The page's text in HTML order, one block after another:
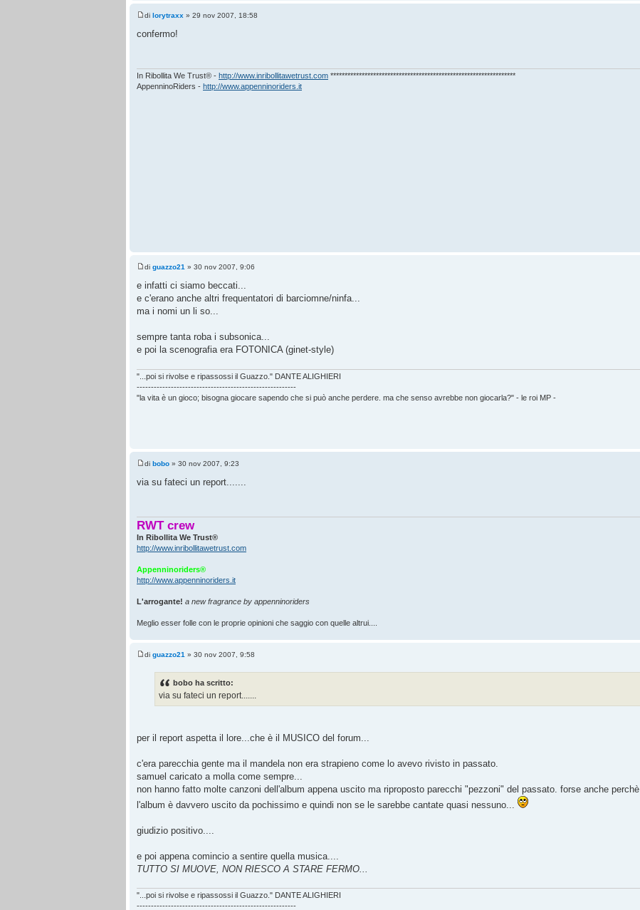
di lorytraxx » 29 nov 2007, 18:58
confermo!
In Ribollita We Trust® - http://www.inribollitawetrust.com *****************************************************************
AppenninoRiders - http://www.appenninoriders.it
di guazzo21 » 30 nov 2007, 9:06
e infatti ci siamo beccati...
e c'erano anche altri frequentatori di barciomne/ninfa...
ma i nomi un li so...
sempre tanta roba i subsonica...
e poi la scenografia era FOTONICA (ginet-style)
"...poi si rivolse e ripassossi il Guazzo." DANTE ALIGHIERI
--------------------------------------------------------
"la vita è un gioco; bisogna giocare sapendo che si può anche perdere. ma che senso avrebbe non giocarla?" - le roi MP -
di bobo » 30 nov 2007, 9:23
via su fateci un report.......
RWT crew
In Ribollita We Trust®
http://www.inribollitawetrust.com
Appenninoriders®
http://www.appenninoriders.it
L'arrogante! a new fragrance by appenninoriders
Meglio esser folle con le proprie opinioni che saggio con quelle altrui....
di guazzo21 » 30 nov 2007, 9:58
bobo ha scritto:
via su fateci un report.......
per il report aspetta il lore...che è il MUSICO del forum...
c'era parecchia gente ma il mandela non era strapieno come lo avevo rivisto in passato.
samuel caricato a molla come sempre...
non hanno fatto molte canzoni dell'album appena uscito ma riproposto parecchi "pezzoni" del passato. forse anche perchè
l'album è davvero uscito da pochissimo e quindi non se le sarebbe cantate quasi nessuno...
giudizio positivo....
e poi appena comincio a sentire quella musica....
TUTTO SI MUOVE, NON RIESCO A STARE FERMO...
"...poi si rivolse e ripassossi il Guazzo." DANTE ALIGHIERI
--------------------------------------------------------